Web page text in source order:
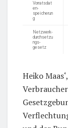
Vorratsdat
en-
speicherun
g
Netzwerk-
durchsetzu
ngs-
gesetz
Heiko